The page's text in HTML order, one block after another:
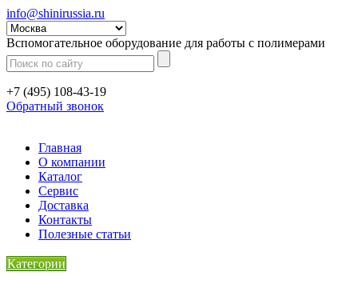
info@shinirussia.ru
Вспомогательное оборудование для работы с полимерами
+7 (495) 108-43-19
Обратный звонок
Главная
О компании
Каталог
Сервис
Доставка
Контакты
Полезные статьи
Категории